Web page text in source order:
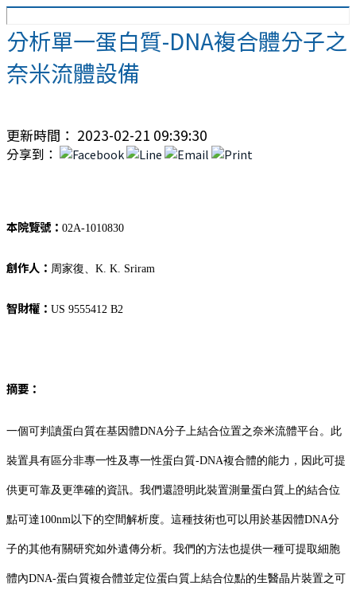
分析單一蛋白質-DNA複合體分子之
奈米流體設備
更新時間： 2023-02-21 09:39:30
分享到：
本院覽號： 02A-1010830
創作人： 周家復、K. K. Sriram
智財權： US 9555412 B2
摘要：
一個可判讀蛋白質在基因體DNA分子上結合位置之奈米流體平台。此
裝置具有區分非專一性及專一性蛋白質-DNA複合體的能力，因此可提
供更可靠及更準確的資訊。我們還證明此裝置測量蛋白質上的結合位
點可達100nm以下的空間解析度。這種技術也可以用於基因體DNA分
子的其他有關研究如外遺傳分析。我們的方法也提供一種可提取細胞
體內DNA-蛋白質複合體並定位蛋白質上結合位點的生醫晶片裝置之可